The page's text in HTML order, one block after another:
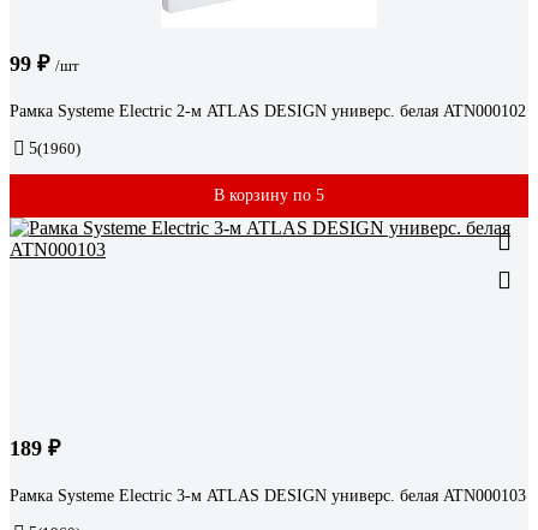
99 ₽ /шт
Рамка Systeme Electric 2-м ATLAS DESIGN универс. белая ATN000102
5(1960)
В корзину по 5
189 ₽
Рамка Systeme Electric 3-м ATLAS DESIGN универс. белая ATN000103